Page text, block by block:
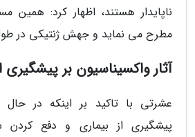
ناپایدار هستند، اظهار کرد: همین
مطرح می نماید و جهش ژنتیکی در
آثار واکسیناسیون بر پیشگیری
عشرتی با تاکید بر اینکه در حال
پیشگیری از بیماری و دفع کردن